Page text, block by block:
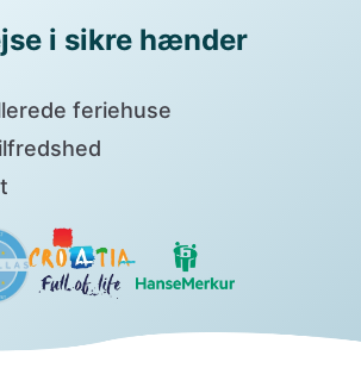
i sikre hænder
feriehuse